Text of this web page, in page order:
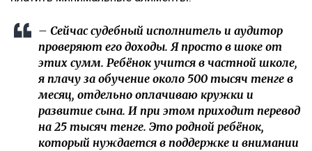
– Сейчас судебный исполнитель и аудитор
проверяют его доходы. Я просто в шоке от
этих сумм. Ребёнок учится в частной школе,
я плачу за обучение около 500 тысяч тенге в
месяц, отдельно оплачиваю кружки и
развитие сына. И при этом приходит перевод
на 25 тысяч тенге. Это родной ребёнок,
который нуждается в поддержке и внимании